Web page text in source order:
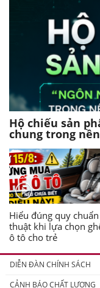
Hộ chiếu sản
chung trong
Hiểu đúng quy
thuật khi lựa chọn
ô tô cho trẻ
DIỄN ĐÀN CHÍNH SÁCH
CẢNH BÁO CHẤT LƯỢNG